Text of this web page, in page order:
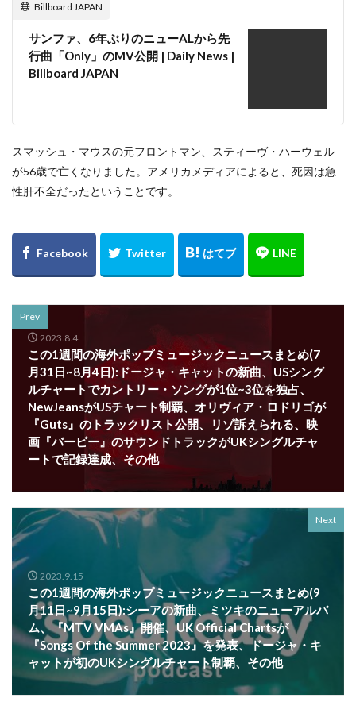
Billboard JAPAN
サンファ、6年ぶりのニューALから先
行曲「Only」のMV公開 | Daily News |
Billboard JAPAN
スマッシュ・マウスの元フロントマン、スティーヴ・ハーウェル
が56歳で亡くなりました。アメリカメディアによると、死因は急
性肝不全だったということです。
Prev
2023.8.4
この1週間の海外ポップミュージックニュースまとめ(7
月31日~8月4日):ドージャ・キャットの新曲、USシング
ルチャートでカントリー・ソングが1位~3位を独占、
NewJeansがUSチャート制覇、オリヴィア・ロドリゴが
『Guts』のトラックリスト公開、リゾ訴えられる、映
画『バービー』のサウンドトラックがUKシングルチャ
ートで記録達成、その他
Next
2023.9.15
この1週間の海外ポップミュージックニュースまとめ(9
月11日~9月15日):シーアの新曲、ミツキのニューアルバ
ム、『MTV VMAs』開催、UK Official Chartsが
『Songs Of the Summer 2023』を発表、ドージャ・キ
ャットが初のUKシングルチャート制覇、その他